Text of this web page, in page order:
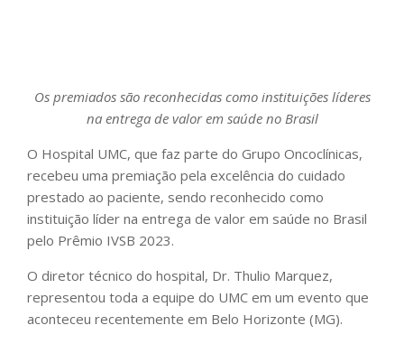
Os premiados são reconhecidas como instituições líderes
na entrega de valor em saúde no Brasil
O Hospital UMC, que faz parte do Grupo Oncoclínicas,
recebeu uma premiação pela excelência do cuidado
prestado ao paciente, sendo reconhecido como
instituição líder na entrega de valor em saúde no Brasil
pelo Prêmio IVSB 2023.
O diretor técnico do hospital, Dr. Thulio Marquez,
representou toda a equipe do UMC em um evento que
aconteceu recentemente em Belo Horizonte (MG).